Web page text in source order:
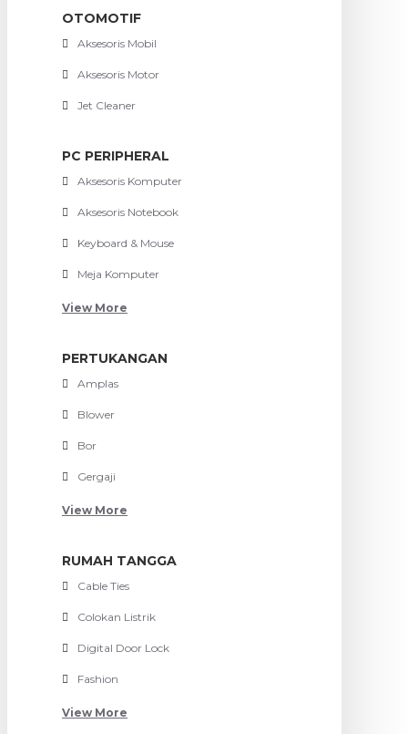
OTOMOTIF
Aksesoris Mobil
Aksesoris Motor
Jet Cleaner
PC PERIPHERAL
Aksesoris Komputer
Aksesoris Notebook
Keyboard & Mouse
Meja Komputer
View More
PERTUKANGAN
Amplas
Blower
Bor
Gergaji
View More
RUMAH TANGGA
Cable Ties
Colokan Listrik
Digital Door Lock
Fashion
View More